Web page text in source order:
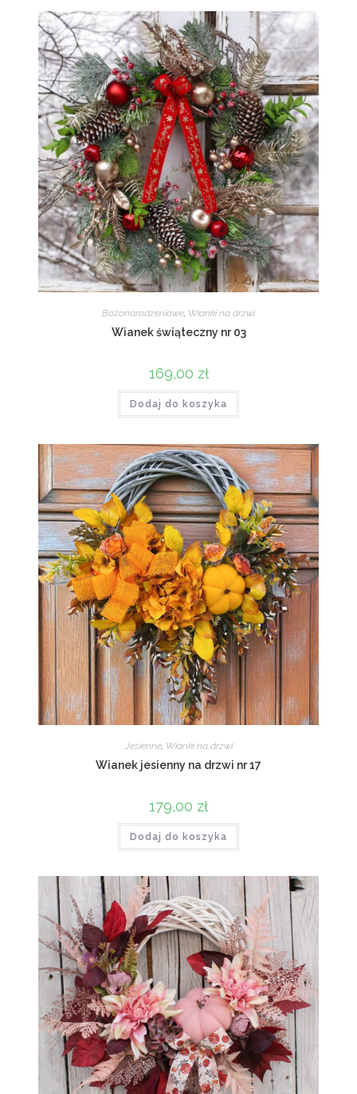
Bożonarodzeniowe, Wianki na drzwi
Wianek świąteczny nr 03
169,00 zł
Dodaj do koszyka
Jesienne, Wianki na drzwi
Wianek jesienny na drzwi nr 17
179,00 zł
Dodaj do koszyka